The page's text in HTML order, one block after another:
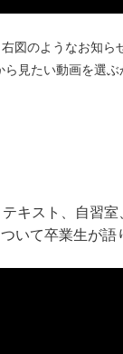
図のようなお知ら
ら見たい動画を選ぶ
キスト、自習
いて卒業生が語